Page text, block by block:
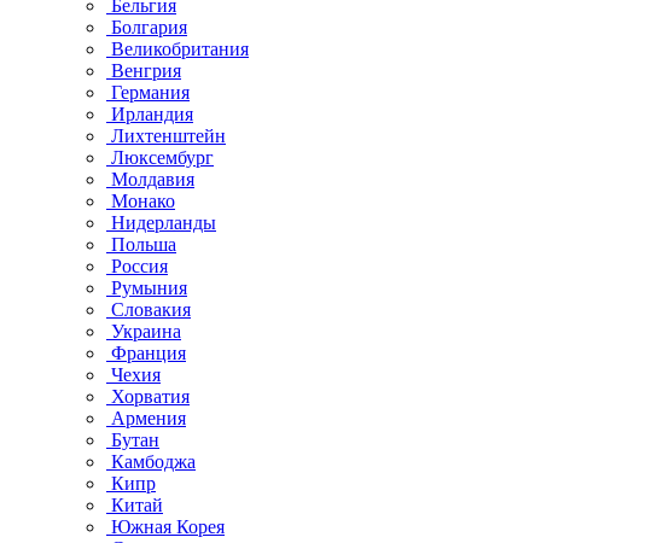
Бельгия
Болгария
Великобритания
Венгрия
Германия
Ирландия
Лихтенштейн
Люксембург
Молдавия
Монако
Нидерланды
Польша
Россия
Румыния
Словакия
Украина
Франция
Чехия
Хорватия
Армения
Бутан
Камбоджа
Кипр
Китай
Южная Корея